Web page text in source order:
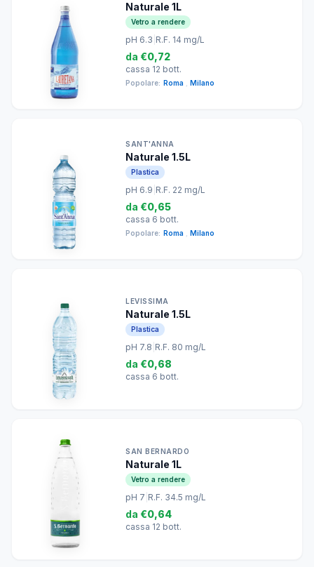
Naturale 1L
Vetro a rendere
pH 6.3 R.F. 14 mg/L
da €0,72
cassa 12 bott.
Popolare: Roma Milano
SANT'ANNA
Naturale 1.5L
Plastica
pH 6.9 R.F. 22 mg/L
da €0,65
cassa 6 bott.
Popolare: Roma Milano
LEVISSIMA
Naturale 1.5L
Plastica
pH 7.8 R.F. 80 mg/L
da €0,68
cassa 6 bott.
SAN BERNARDO
Naturale 1L
Vetro a rendere
pH 7 R.F. 34.5 mg/L
da €0,64
cassa 12 bott.